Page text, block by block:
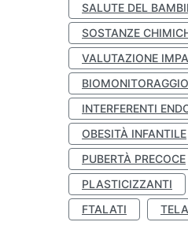
SALUTE DEL
SOSTANZE
VALUTAZIONE
BIOMONITORAGGIO
INTERFERENTI
OBESITÀ INFANTILE
PUBERTÀ PRECOCE
PLASTICIZZANTI
FTALATI